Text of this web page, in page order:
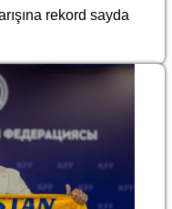
rekord sayda